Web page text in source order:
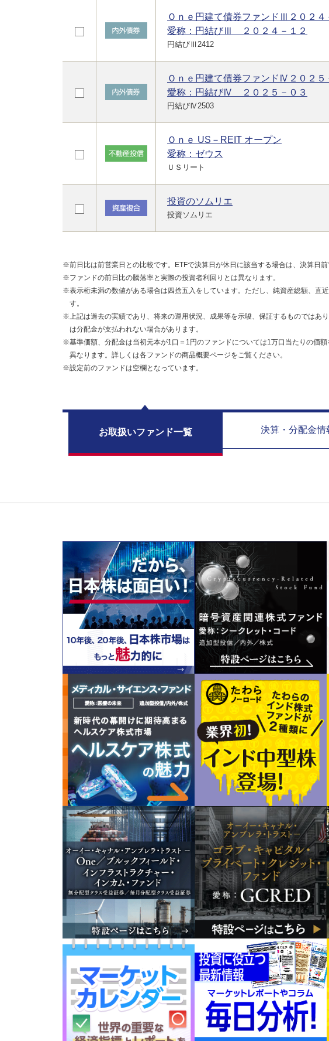
Ｏｎｅ円建て債券ファンドⅢ２０２４
愛称：円結びⅢ ２０２４－１２
円結びⅢ2412
Ｏｎｅ円建て債券ファンドⅣ２０２５
愛称：円結びⅣ ２０２５－０３
円結びⅣ2503
Ｏｎｅ US－REIT オープン
愛称：ゼウス
ＵＳリート
投資のソムリエ
投資ソムリエ
※前日比は前営業日との比較です。ETFで決算日が休日に該当する場合は、決算日
※ファンドの前日比の騰落率と実際の投資者利回りとは異なります。
※表示桁未満の数値がある場合は四捨五入をしています。ただし、純資産総額、直
す。
※上記は過去の実績であり、将来の運用状況、成果等を示唆、保証するものではあ
は分配金が支払われない場合があります。
※基準価額、分配金は当初元本が1口＝1円のファンドについては1万口当たりの価
異なります。詳しくは各ファンドの商品概要ページをご覧ください。
※設定前のファンドは空欄となっています。
お取扱いファンド一覧 決算・分配金情